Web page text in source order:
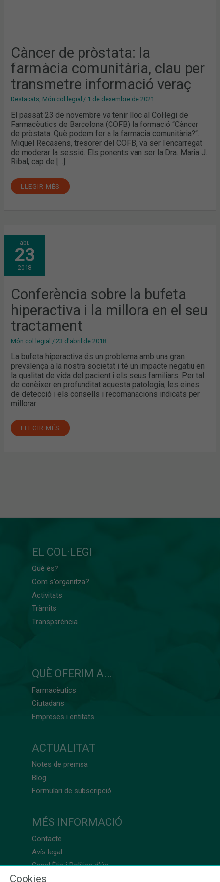
Càncer de pròstata: la
farmàcia comunitària, clau per
transmetre informació veraç
Destacats, Món col·legial / 1 de desembre de 2021
El passat 23 de novembre va tenir lloc al Col·legi de
Farmacèutics de Barcelona (COFB) la formació “Càncer
de pròstata: Què podem fer a la farmàcia comunitària?“.
Miquel Recasens, tresorer del COFB, va ser l’encarregat
de moderar la sessió. Els ponents van ser la Dra. Maria J.
Ribal, cap de […]
LLEGIR MÉS
abr.
23
2018
Conferència sobre la bufeta
hiperactiva i la millora en el seu
tractament
Món col·legial /23 d'abril de 2018
La bufeta hiperactiva és un problema amb una gran
prevalença a la nostra societat i té un impacte negatiu en
la qualitat de vida del pacient i els seus familiars. Per tal
de conèixer en profunditat aquesta patologia, les eines
de detecció i els consells i recomanacions indicats per
millorar
CONFERÈNCIA
SOBRE
LA
BUFETA
HIPERACTIVA
I
LA
EL
SEU
TRACTAMENT
LLEGIR MÉS
EL COL·LEGI
Què és?
Com s'organitza?
Activitats
Tràmits
Transparència
QUÈ OFERIM A...
Farmacèutics
Ciutadans
Empreses i entitats
ACTUALITAT
Notes de premsa
Blog
Formulari de subscripció
MÉS INFORMACIÓ
Contacte
Avís legal
Canal Ètic i Política d’ús
Cookies